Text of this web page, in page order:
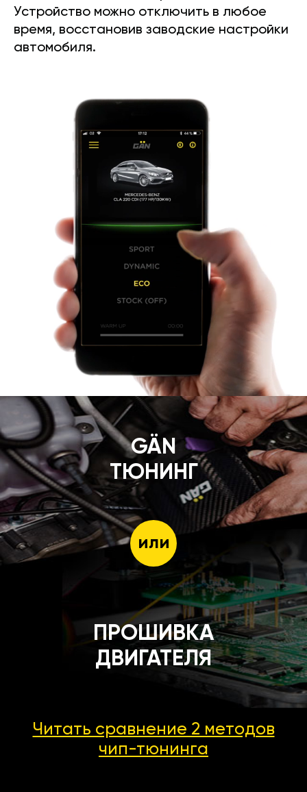
Устройство можно отключить в любое
время, восстановив заводские настройки
автомобиля.
GÄN
ТЮНИНГ
или
ПРОШИВКА
ДВИГАТЕЛЯ
Читать сравнение 2 методов
чип-тюнинга